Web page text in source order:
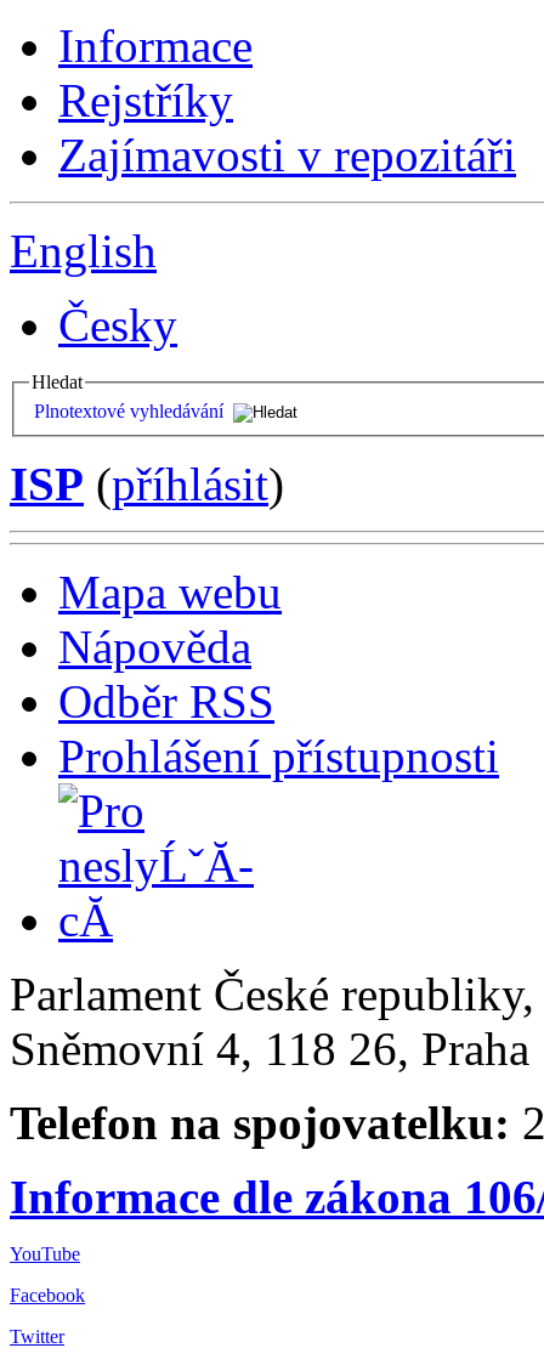
Informace
Rejstříky
Zajímavosti v repozitáři
English
Česky
Hledat
Plnotextové vyhledávání
ISP (příhlásit)
Mapa webu
Nápověda
Odběr RSS
Prohlášení přístupnosti
Parlament České
Sněmovní 4, 118 26,
Telefon na spojovatelku:
Informace dle zákona
YouTube
Facebook
Twitter